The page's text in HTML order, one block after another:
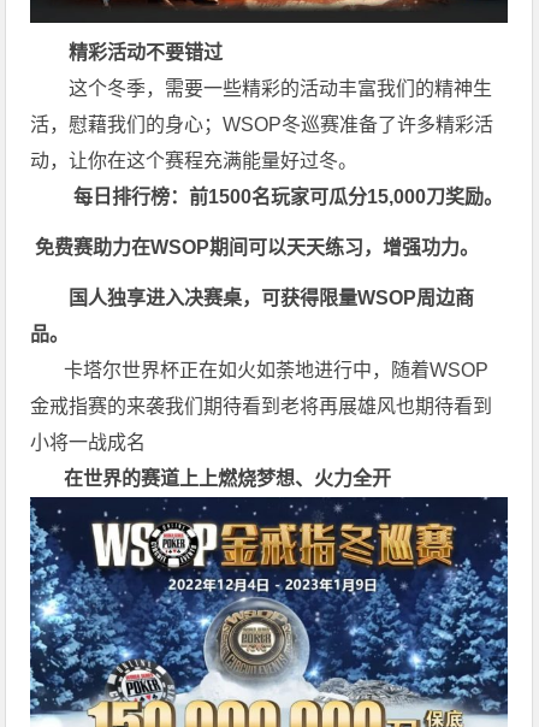
精彩活动不要错过
这个冬季，需要一些精彩的活动丰富我们的精神生
活，慰藉我们的身心；WSOP冬巡赛准备了许多精彩活
动，让你在这个赛程充满能量好过冬。
每日排行榜：前1500名玩家可瓜分15,000刀奖励。
免费赛助力在WSOP期间可以天天练习，增强功力。
国人独享进入决赛桌，可获得限量WSOP周边商
品。
卡塔尔世界杯正在如火如荼地进行中，随着WSOP
金戒指赛的来袭我们期待看到老将再展雄风也期待看到
小将一战成名
在世界的赛道上上燃烧梦想、火力全开